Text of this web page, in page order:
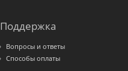
Поддержка
Вопросы и ответы
Способы оплаты